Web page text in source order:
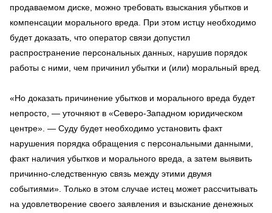
продаваемом диске, можно требовать взыскания убытков и
компенсации морального вреда. При этом истцу необходимо
будет доказать, что оператор связи допустил
распространение персональных данных, нарушив порядок
работы с ними, чем причинил убытки и (или) моральный вред.
«Но доказать причинение убытков и морального вреда будет
непросто, — уточняют в «Северо-Западном юридическом
центре». — Суду будет необходимо установить факт
нарушения порядка обращения с персональными данными,
факт наличия убытков и морального вреда, а затем выявить
причинно-следственную связь между этими двумя
событиями». Только в этом случае истец может рассчитывать
на удовлетворение своего заявления и взыскание денежных